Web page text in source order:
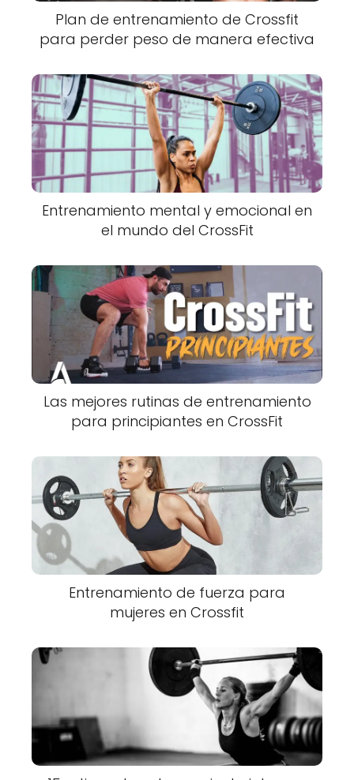
Plan de entrenamiento de Crossfit
para perder peso de manera efectiva
Entrenamiento mental y emocional en
el mundo del CrossFit
Las mejores rutinas de entrenamiento
para principiantes en CrossFit
Entrenamiento de fuerza para
mujeres en Crossfit